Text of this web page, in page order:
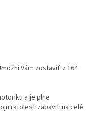
Vám zostaviť z 164
a je plne
ratolesť zabaviť na celé